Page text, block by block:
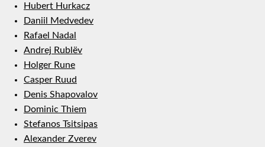
Hubert Hurkacz
Daniil Medvedev
Rafael Nadal
Andrej Rublëv
Holger Rune
Casper Ruud
Denis Shapovalov
Dominic Thiem
Stefanos Tsitsipas
Alexander Zverev